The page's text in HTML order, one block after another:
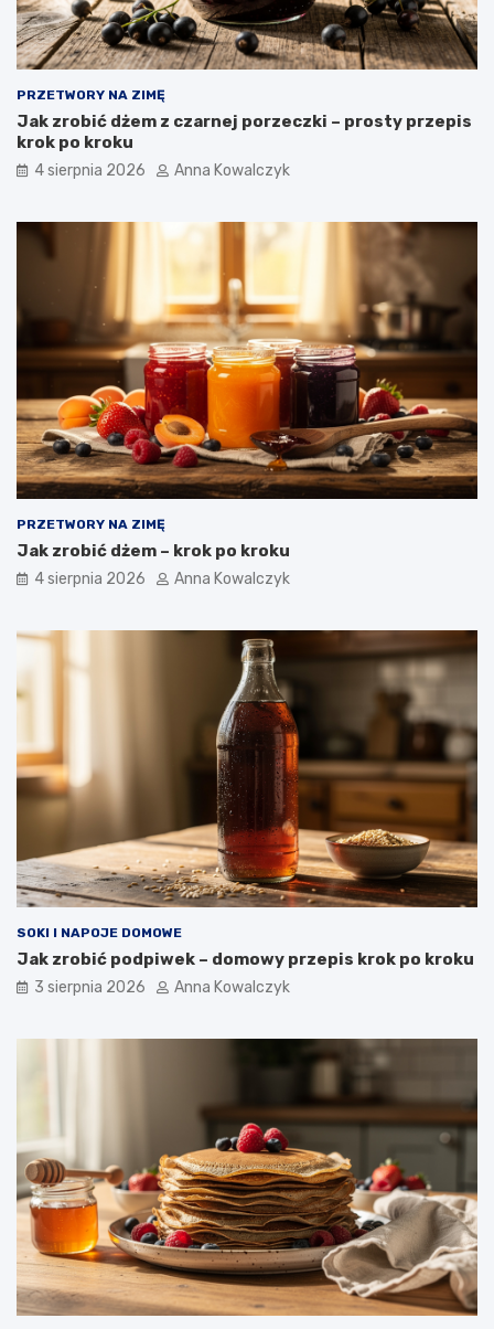
PRZETWORY NA ZIMĘ
Jak zrobić dżem z czarnej porzeczki – prosty przepis
krok po kroku
4 sierpnia 2026 Anna Kowalczyk
PRZETWORY NA ZIMĘ
Jak zrobić dżem – krok po kroku
4 sierpnia 2026 Anna Kowalczyk
SOKI I NAPOJE DOMOWE
Jak zrobić podpiwek – domowy przepis krok po kroku
3 sierpnia 2026 Anna Kowalczyk